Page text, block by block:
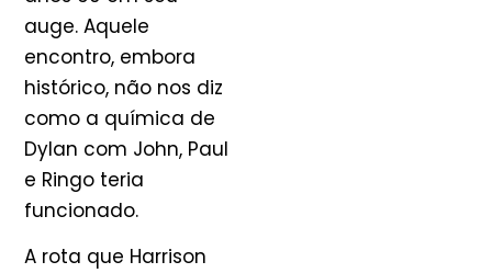
auge. Aquele
encontro, embora
histórico, não nos diz
como a química de
Dylan com John, Paul
e Ringo teria
funcionado.
A rota que Harrison